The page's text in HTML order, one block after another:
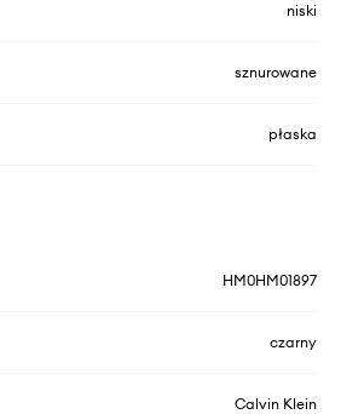
niski
sznurowane
płaska
HM0HM01897
czarny
Calvin Klein